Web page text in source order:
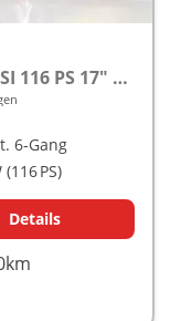
R-Line Neues Modell 2026 1.0 TSI 116 PS 17" Alu, LED-Scheinwerfer, Adaptiver Tempomat ACC, Parksensoren vo/hi, Radio "Ready2Discover", Wireless App-Connect, Klima, M-Lederlenkrad, Digitales Cockpit, Müdigkeitserkennung, Stoßfänger im R-Design
6-Gang
(116 PS)
Details